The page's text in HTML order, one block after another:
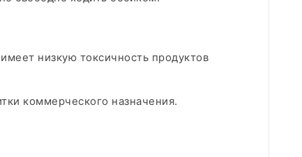
низкую токсичность продуктов
коммерческого назначения.